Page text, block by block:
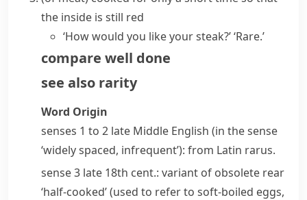
the inside is still red
‘How would you like your steak?’ ‘Rare.’
compare well done
see also rarity
Word Origin
senses 1 to 2 late Middle English (in the sense
‘widely spaced, infrequent’): from Latin rarus.
sense 3 late 18th cent.: variant of obsolete rear
‘half-cooked’ (used to refer to soft-boiled eggs,